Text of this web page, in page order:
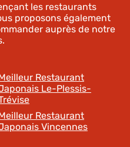
les restaurants
proposons également
auprès de notre
Restaurant
Le-Plessis-
Restaurant
Vincennes